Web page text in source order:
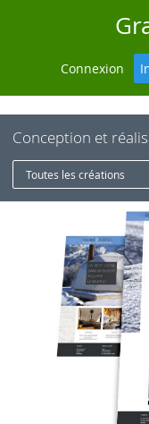
Connexion
Conception et
Toutes les créations